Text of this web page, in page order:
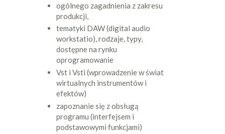
ogólnego zagadnienia z zakresu
produkcji,
tematyki DAW (digital audio
workstatio), rodzaje, typy,
dostępne na rynku
oprogramowanie
Vst i Vsti (wprowadzenie w świat
wirtualnych instrumentów i
efektów)
zapoznanie się z obsługą
programu (interfejsem i
podstawowymi funkcjami)